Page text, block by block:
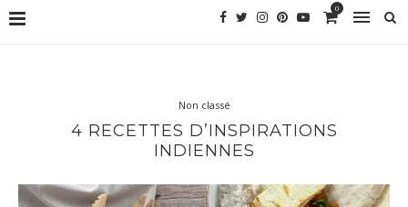
0
Non classé
4 RECETTES D’INSPIRATIONS
INDIENNES